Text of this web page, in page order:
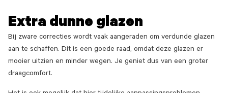
Extra dunne glazen
Bij zware correcties wordt vaak aangeraden om verdunde glazen
aan te schaffen. Dit is een goede raad, omdat deze glazen er
mooier uitzien en minder wegen. Je geniet dus van een groter
draagcomfort.